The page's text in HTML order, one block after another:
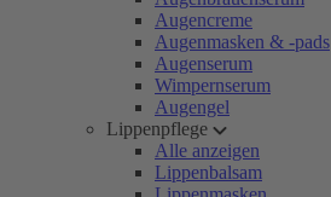
Augencreme
Augenmasken & -pads
Augenserum
Wimpernserum
Augengel
Lippenpflege
Alle anzeigen
Lippenbalsam